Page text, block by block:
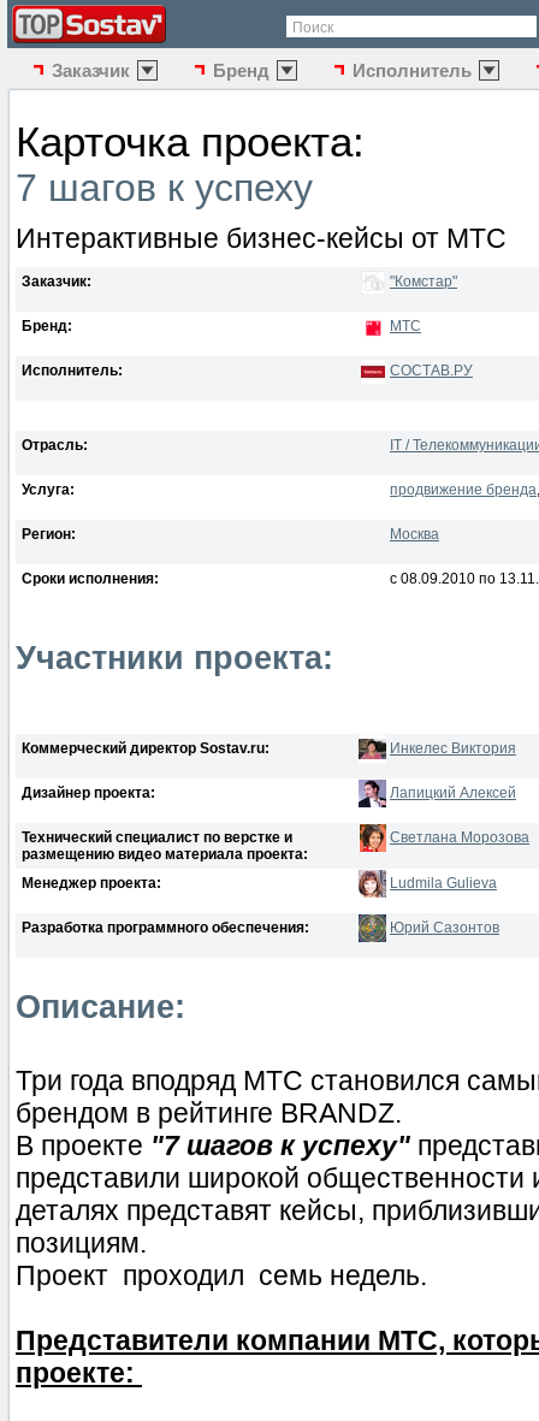
Поиск
Заказчик Бренд Исполнитель
Карточка проекта:
7 шагов к успеху
Интерактивные бизнес-кейсы от МТС
Заказчик: "Комстар"
Бренд: МТС
Исполнитель: СОСТАВ.РУ
Отрасль: IT /
Услуга: продвижение бренда
Регион: Москва
Сроки исполнения: с 08.09.2010 по
Участники проекта:
Коммерческий директор Sostav.ru: Инкелес Виктория
Дизайнер проекта: Лапицкий Алексей
Технический специалист по верстке и
размещению видео материала проекта:
Светлана Морозова
Менеджер проекта: Ludmila Gulieva
Разработка программного обеспечения: Юрий Сазонтов
Описание:
Три года вподряд МТС становился
брендом в рейтинге BRANDZ.
В проекте "7 шагов к успеху"
представили широкой общественности
деталях представят кейсы,
позициям.
Проект проходил семь недель.
Представители компании МТС,
проекте: